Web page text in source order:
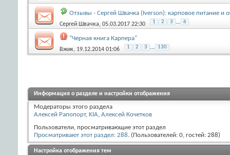
Отзывы - Сергей Швачка (Iverson): карповое питание и
Сергей Швачка, 05.03.2017 22:30 1 2 3 ... 6
"Черная книга Карпера"
Вжик, 19.12.2014 01:06 1 2 3 ... 130
Информация о разделе и настройки отображения
Модераторы этого раздела
Алексей Рапопорт, KIA, Алексей Кочетков
Пользователи, просматривающие этот раздел
Просматривают этот раздел: 288. (Пользователей: 0, гостей: 288)
Настройка отображения тем